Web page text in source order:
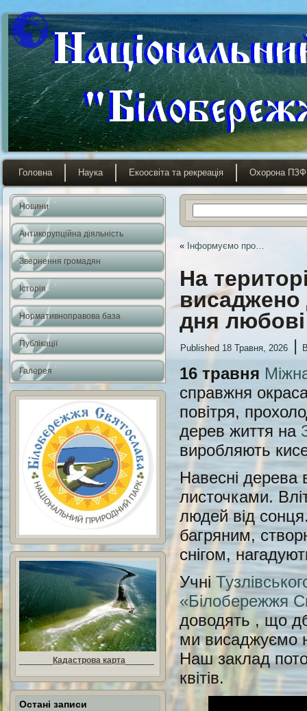
Головна Наука Екоосвіта та рекреація Охорона ПЗФ
Новини
Антикорупційна діяльність
Звернення громадян
Історія
Нормативноправова база
Публікації
Галерея
Кадастрова карта
Остані записи
« Інформуємо про…
На
висаджено
дня
Published 18 Травня, 2026 |
16 травня
справжня
повітря,
дерев життя на
виробляють
Навесні дерева
листочками.
людей від
багряним,
снігом,
Учні
«Білобережжя
доводять , що
ми висаджуємо
Наш заклад
квітів.